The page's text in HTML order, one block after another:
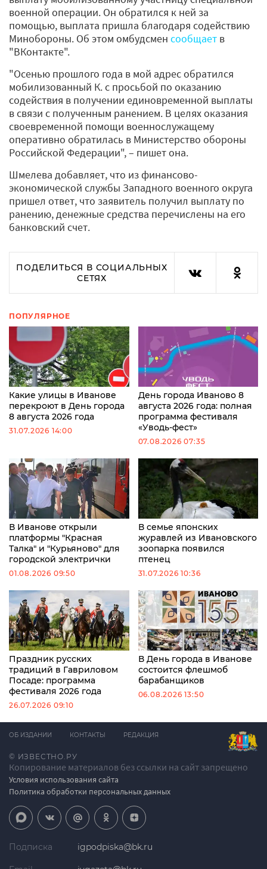
военной операции. Он обратился к ней за
помощью, выплата пришла благодаря содействию
Минобороны. Об этом омбудсмен сообщает в
"ВКонтакте".
"Осенью прошлого года в мой адрес обратился
мобилизованный К. с просьбой по оказанию
содействия в получении единовременной выплаты
в связи с полученным ранением. В целях оказания
своевременной помощи военнослужащему
оперативно обратилась в Министерство обороны
Российской Федерации", – пишет она.
Шмелева добавляет, что из финансово-
экономической службы Западного военного округа
пришел ответ, что заявитель получил выплату по
ранению, денежные средства перечислены на его
банковский счет.
ПОДЕЛИТЬСЯ В СОЦИАЛЬНЫХ
СЕТЯХ
ПОПУЛЯРНОЕ
Какие улицы в Иванове
перекроют в День города
8 августа 2026 года
31.07.2026 14:00
День города Иваново 8
августа 2026 года: полная
программа фестиваля
«Уводь-фест»
07.08.2026 07:35
В Иванове открыли
платформы "Красная
Талка" и "Курьяново" для
городской электрички
01.08.2026 09:50
В семье японских
журавлей из Ивановского
зоопарка появился
птенец
31.07.2026 10:36
Праздник русских
традиций в Гавриловом
Посаде: программа
фестиваля 2026 года
26.07.2026 09:10
В День города в Иванове
состоится флешмоб
барабанщиков
06.08.2026 13:50
© ИЗВЕСТНО.РУ
Копирование материалов без ссылки на сайт запрещено
Условия использования сайта
Политика обработки персональных данных
ОБ ИЗДАНИИ КОНТАКТЫ РЕДАКЦИЯ
Подписка igpodpiska@bk.ru